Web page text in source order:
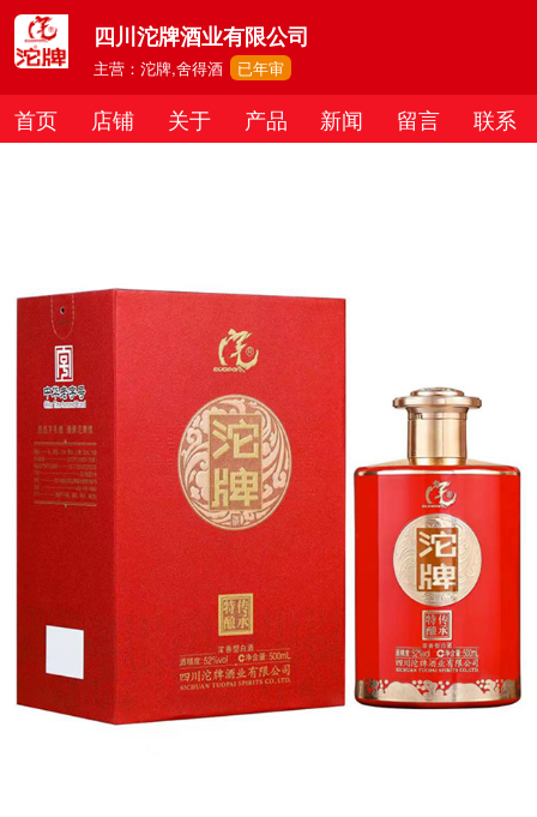
四川沱牌酒业有限公司
主营：沱牌,舍得酒 已年审
首页 店铺 关于 产品 新闻 留言 联系